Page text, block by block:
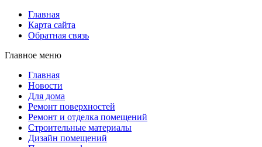
Главная
Карта сайта
Обратная связь
Главное меню
Главная
Новости
Для дома
Ремонт поверхностей
Ремонт и отделка помещений
Строительные материалы
Дизайн помещений